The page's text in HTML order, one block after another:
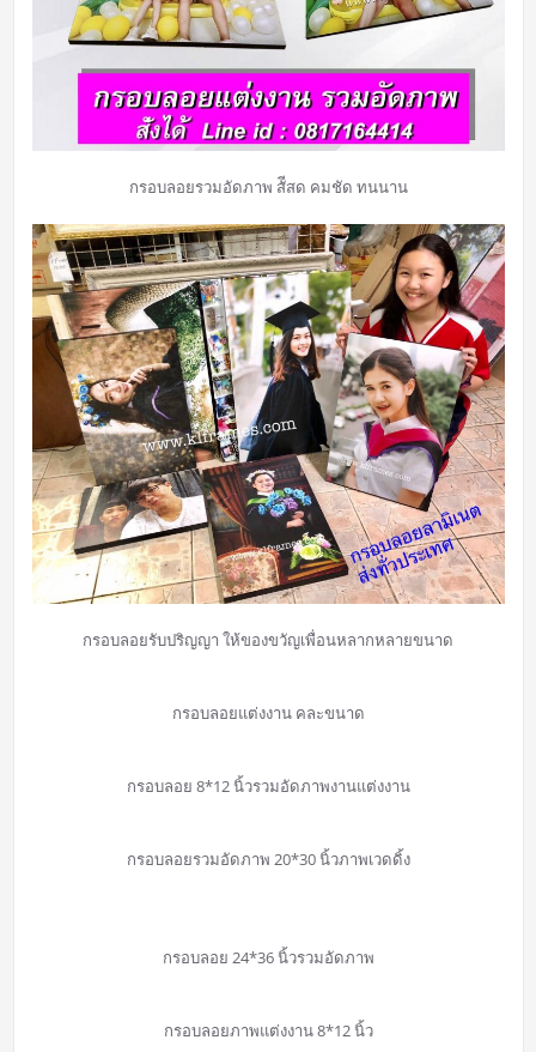
กรอบลอยรวมอัดภาพ สัีสด คมชัด ทนนาน
กรอบลอยรับปริญญา ให้ของขวัญเพื่อนหลากหลายขนาด
กรอบลอยแต่งงาน คละขนาด
กรอบลอย 8*12 นิ้วรวมอัดภาพงานแต่งงาน
กรอบลอยรวมอัดภาพ 20*30 นิ้วภาพเวดดิ้ง
กรอบลอย 24*36 นิ้วรวมอัดภาพ
กรอบลอยภาพแต่งงาน 8*12 นิ้ว